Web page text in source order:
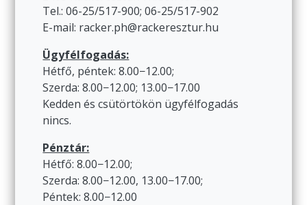
Tel.: 06-25/517-900; 06-25/517-902
E-mail: racker.ph@rackeresztur.hu
Ügyfélfogadás:
Hétfő, péntek: 8.00−12.00;
Szerda: 8.00−12.00; 13.00−17.00
Kedden és csütörtökön ügyfélfogadás
nincs.
Pénztár:
Hétfő: 8.00−12.00;
Szerda: 8.00−12.00, 13.00−17.00;
Péntek: 8.00−12.00